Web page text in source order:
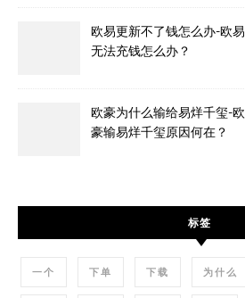
欧易更新不了钱怎么办-欧易
无法充钱怎么办？
欧豪为什么输给易烊千玺-欧
豪输易烊千玺原因何在？
标签
一个 下单 下载 为什么